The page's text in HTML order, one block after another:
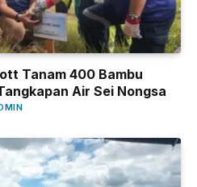
Tanam 400 Bambu
Air Sei Nongsa